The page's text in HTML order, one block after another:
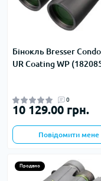
Бінокль Bresser
UR Coating WP
0
10 129.00 грн.
Повідомити мене
Продано